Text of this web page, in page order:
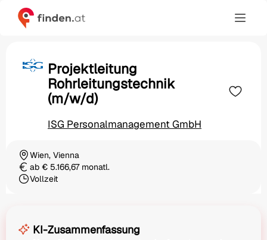
Projektleitung
Rohrleitungstechnik
(m/w/d)
ISG Personalmanagement GmbH
Ortschaft
Wien, Vienna
Gehaltab € 5.166,67 monatl.
Beschäftigungsart
Vollzeit
KI-Zusammenfassung